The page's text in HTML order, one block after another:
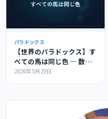
パラドックス
【世界のパラドックス】す
べての馬は同じ色 ─ 数学
的帰納法の落とし穴
2026年5月29日